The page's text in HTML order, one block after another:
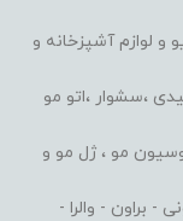
و لوازم آشپزخانه و
،سشوار ،اتو مو
مو ، ژل مو و
براون - والرا -